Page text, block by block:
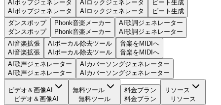
AIポップジェネレータ
AIポップジェネレータ
AIロックジェネレータ
AIロックジェネレータ
ビート生成
ビート生成
ダンスポップ
ダンスポップ
Phonk音楽メーカー
Phonk音楽メーカー
AI歌詞ジェネレーター
AI歌詞ジェネレーター
AI音楽拡張
AI音楽拡張
AIボーカル除去ツール
AIボーカル除去ツール
音楽をMIDIへ
音楽をMIDIへ
AI歌声ジェネレーター
AI歌声ジェネレーター
AIカバーソングジェネレーター
AIカバーソングジェネレーター
ビデオ＆画像AI
ビデオ＆画像AI
無料ツール
無料ツール
料金プラン
料金プラン
リソース
リソース